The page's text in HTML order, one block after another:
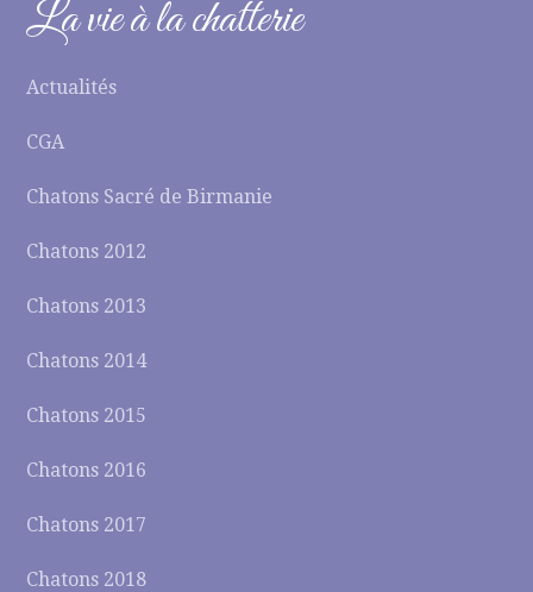
La vie à la chatterie
Actualités
CGA
Chatons Sacré de Birmanie
Chatons 2012
Chatons 2013
Chatons 2014
Chatons 2015
Chatons 2016
Chatons 2017
Chatons 2018